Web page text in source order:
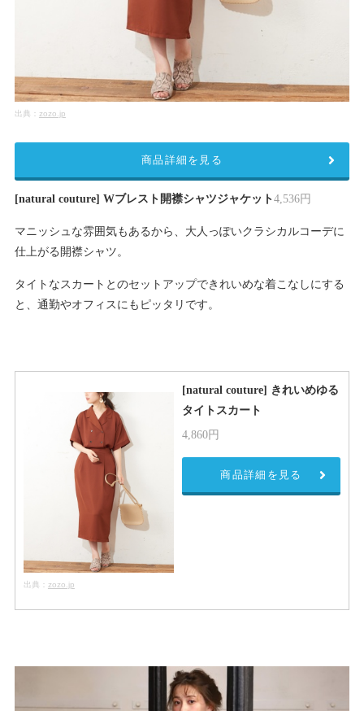
出典： zozo.jp
[natural couture] Wブレスト開襟シャツジャケット4,536円
マニッシュな雰囲気もあるから、大人っぽいクラシカルコーデに
仕上がる開襟シャツ。
タイトなスカートとのセットアップできれいめな着こなしにする
と、通勤やオフィスにもピッタリです。
商品詳細を見る
出典： zozo.jp
[natural couture] きれいめゆる
タイトスカート
4,860円
商品詳細を見る